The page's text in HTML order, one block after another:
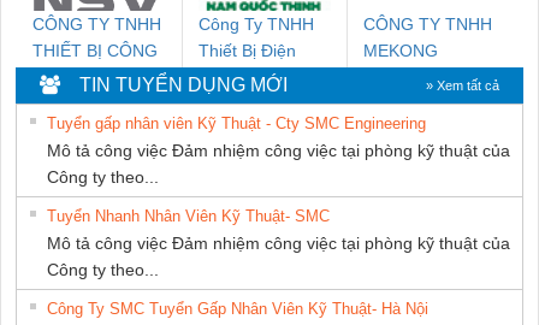
CÔNG TY TNHH
THIẾT BỊ CÔNG
NGHIỆP NIHON
SETSUBI VIỆT
NAM
Công Ty TNHH
Thiết Bị Điện
Nam Quốc Thịnh
CÔNG TY TNHH
MEKONG
SUPPLY
TIN TUYỂN DỤNG MỚI » Xem tất cả
Tuyển gấp nhân viên Kỹ Thuật - Cty SMC Engineering
Mô tả công việc Đảm nhiệm công việc tại phòng kỹ thuật của
Công ty theo...
Tuyển Nhanh Nhân Viên Kỹ Thuật- SMC
Mô tả công việc Đảm nhiệm công việc tại phòng kỹ thuật của
Công ty theo...
Công Ty SMC Tuyển Gấp Nhân Viên Kỹ Thuật- Hà Nội